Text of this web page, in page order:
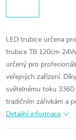
LED trubice určena
trubice T8 120cm
určený pro
veřejných zařízení.
světelnému toku
tradičním zářivkám a
Detailní informace